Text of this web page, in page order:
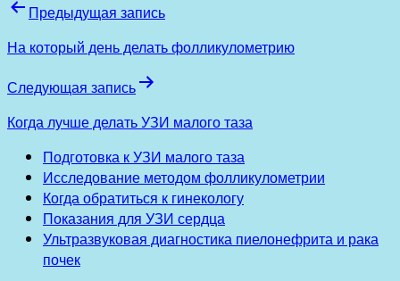
Предыдущая запись
На который день делать фолликулометрию
Следующая запись
Когда лучше делать УЗИ малого таза
Подготовка к УЗИ малого таза
Исследование методом фолликулометрии
Когда обратиться к гинекологу
Показания для УЗИ сердца
Ультразвуковая диагностика пиелонефрита и рака
почек